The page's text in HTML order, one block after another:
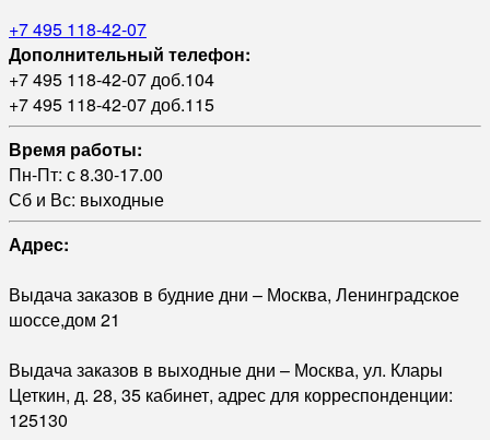
+7 495 118-42-07
Дополнительный телефон:
+7 495 118-42-07 доб.104
+7 495 118-42-07 доб.115
Время работы:
Пн-Пт: с 8.30-17.00
Сб и Вс: выходные
Адрес:
Выдача заказов в будние дни – Москва, Ленинградское
шоссе,дом 21
Выдача заказов в выходные дни – Москва, ул. Клары
Цеткин, д. 28, 35 кабинет, адрес для корреспонденции:
125130